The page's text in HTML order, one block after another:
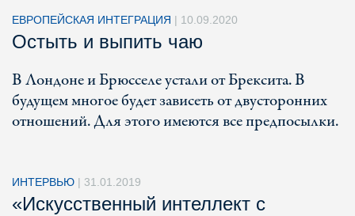
ЕВРОПЕЙСКАЯ ИНТЕГРАЦИЯ | 10.09.2020
Остыть и выпить чаю
В Лондоне и Брюсселе устали от Брексита. В
будущем многое будет зависеть от двусторонних
отношений. Для этого имеются все предпосылки.
ИНТЕРВЬЮ | 31.01.2019
«Искусственный интеллект с